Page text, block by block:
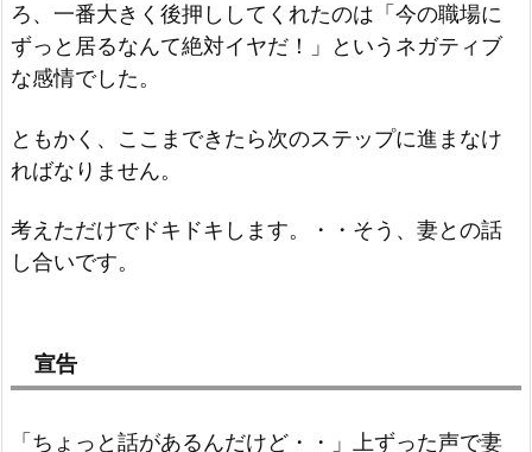
ろ、一番大きく後押ししてくれたのは「今の職場に
ずっと居るなんて絶対イヤだ！」というネガティブ
な感情でした。
ともかく、ここまできたら次のステップに進まなけ
ればなりません。
考えただけでドキドキします。・・そう、妻との話
し合いです。
宣告
「ちょっと話があるんだけど・・」上ずった声で妻